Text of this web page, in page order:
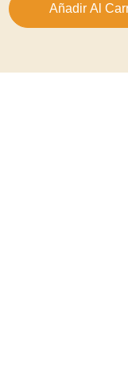
Añadir Al